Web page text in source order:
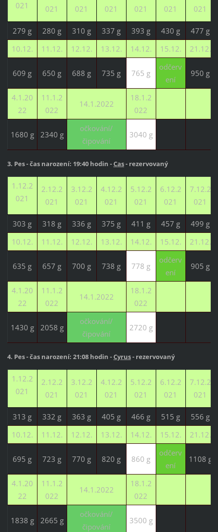
021
021
021
021
021
021
021
279 g 280 g 310 g 337 g 393 g 430 g
477 g
10.12.
11.12. 12.12. 13.12. 14.12. 15.12. 21.12.
609 g 650 g 688 g 735 g 765 g
odčerv
ení
950 g
4.1.20
22
11.1.2
022
14.1.2022
18.1.2
022
1680 g 2340 g
očkování/
čipování
3040 g
3. Pes - čas narození: 19:40 hodin -Cas- rezervovaný
1.12.2
021
2.12.2
021
3.12.2
021
4.12.2
021
5.12.2
021
6.12.2
021
7.12.2
021
303 g 318 g 336 g 375 g 411 g 457 g
499 g
10.12.
11.12. 12.12. 13.12. 14.12. 15.12. 21.12.
635 g 657 g 700 g 738 g 778 g
odčerv
ení
905 g
4.1.20
22
11.1.2
022
14.1.2022
18.1.2
022
1430 g 2058 g
očkování/
čipování
2720 g
4. Pes - čas narození: 21:08 hodin -Cyrus- rezervovaný
1.12.2
021
2.12.2
021
3.12.2
021
4.12.2
021
5.12.2
021
6.12.2
021
7.12.2
021
313 g 332 g 363 g 405 g 466 g 515 g
556 g
10.12.
11.12. 12.12. 13.12. 14.12. 15.12. 21.12.
695 g 723 g 770 g 820 g 860 g
odčerv
ení
1108 g
4.1.20
22
11.1.2
022
14.1.2022
18.1.2
022
1838 g 2665 g
očkování/
čipování
3500 g